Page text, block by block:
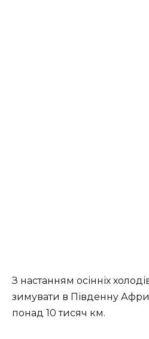
З настанням осінніх
зимувати в Південну
понад 10 тисяч км.